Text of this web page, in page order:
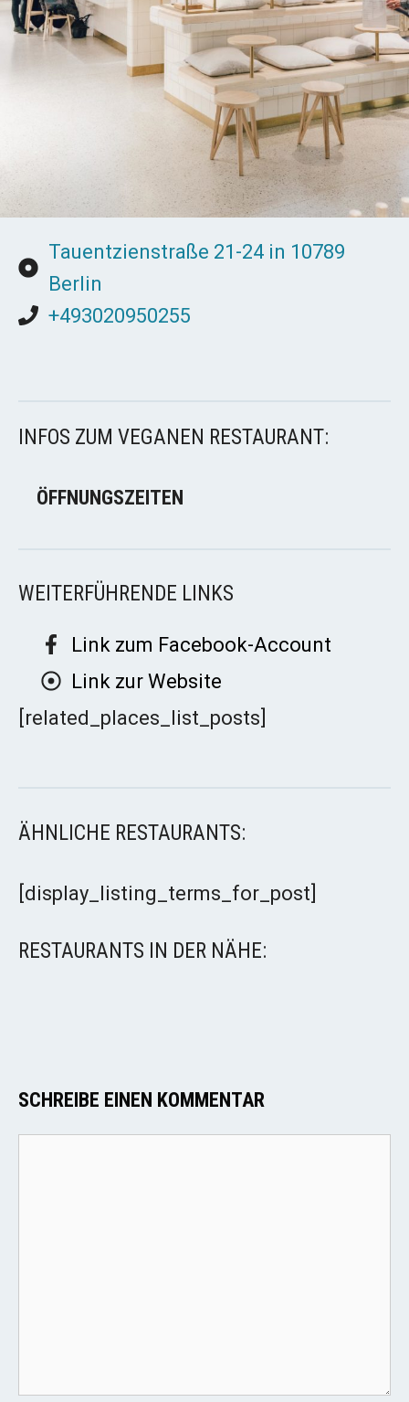
Tauentzienstraße 21-24 in 10789
Berlin
+493020950255
INFOS ZUM VEGANEN RESTAURANT:
ÖFFNUNGSZEITEN
WEITERFÜHRENDE LINKS
Link zum Facebook-Account
Link zur Website
[related_places_list_posts]
ÄHNLICHE RESTAURANTS:
[display_listing_terms_for_post]
RESTAURANTS IN DER NÄHE:
SCHREIBE EINEN KOMMENTAR